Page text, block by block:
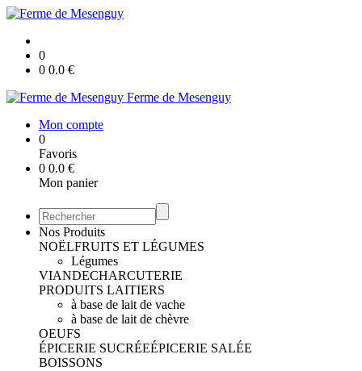
0
0 0.0 €
Ferme de Mesenguy
Mon compte
0
Favoris
0 0.0 €
Mon panier
Nos Produits
NOËLFRUITS ET LÉGUMES
Légumes
VIANDECHARCUTERIE
PRODUITS LAITIERS
à base de lait de vache
à base de lait de chèvre
OEUFS
ÉPICERIE SUCRÉEÉPICERIE SALÉE
BOISSONS